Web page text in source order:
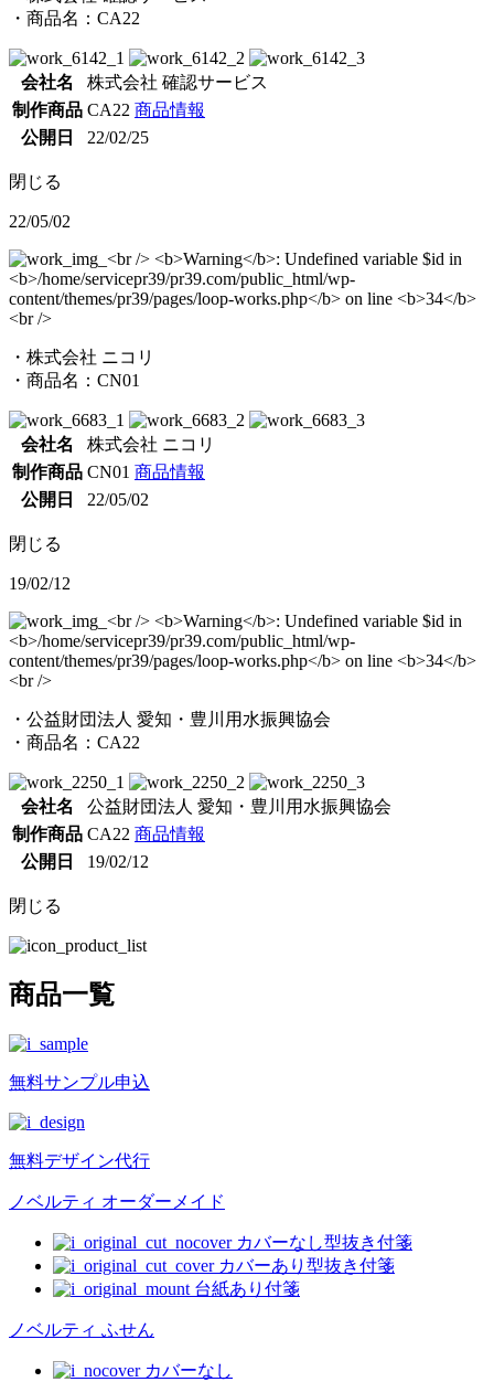
・商品名：CA22
会社名
株式会社 確認サービス
制作商品 CA22 商品情報
公開日
22/02/25
閉じる
22/05/02
・株式会社 ニコリ
・商品名：CN01
会社名
株式会社 ニコリ
制作商品 CN01 商品情報
公開日
22/05/02
閉じる
19/02/12
・公益財団法人 愛知・豊川用水振興協会
・商品名：CA22
会社名
公益財団法人 愛知・豊川用水振興協会
制作商品 CA22 商品情報
公開日
19/02/12
閉じる
商品一覧
無料サンプル申込
無料デザイン代行
ノベルティ オーダーメイド
カバーなし型抜き付箋
カバーあり型抜き付箋
台紙あり付箋
ノベルティ ふせん
カバーなし